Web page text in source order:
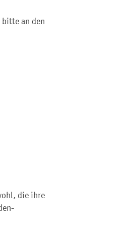
bitte an den
die ihre